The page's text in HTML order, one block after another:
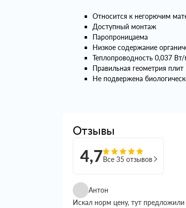
Относится к негорючим
Доступный монтаж
Паропроницаема
Низкое содержание
Теплопроводность 0,037
Правильная геометрия плит
Не подвержена
Отзывы
4,7Все 35 отзывов
Антон
Искал норм цену, тут предложили